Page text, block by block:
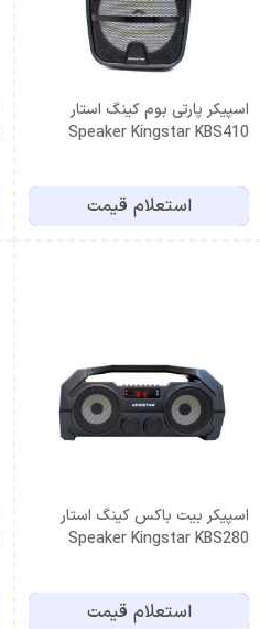
اسپیکر پارتی بوم کینگ استار
Speaker Kingstar KBS410
استعلام قیمت
اسپیکر بیت باکس کینگ استار
Speaker Kingstar KBS280
استعلام قیمت